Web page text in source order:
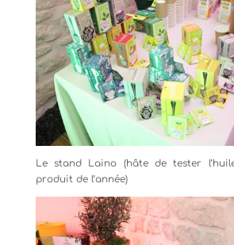
Le stand Laino (hâte de tester
produit de l’année)